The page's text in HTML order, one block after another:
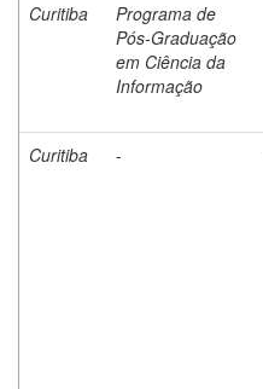
Curitiba
Programa de
Pós-Graduação
em Ciência da
Informação
Curitiba -